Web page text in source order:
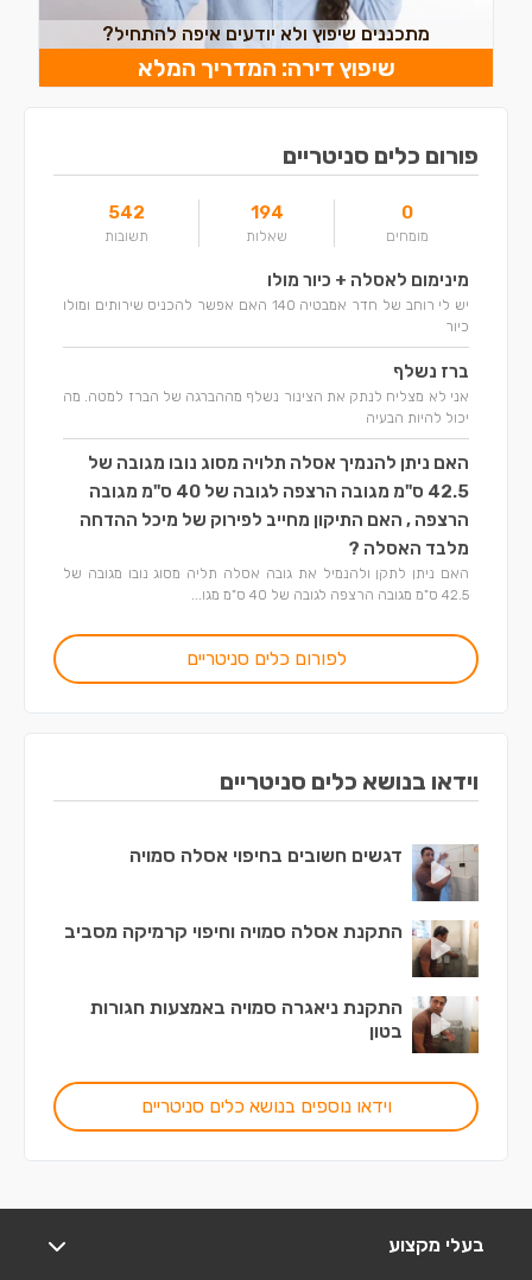
מתכננים שיפוץ ולא יודעים איפה להתחיל?
שיפוץ דירה: המדריך המלא
פורום כלים סניטריים
0
מומחים
194
שאלות
542
תשובות
מינימום לאסלה + כיור מולו
יש לי רוחב של חדר אמבטיה 140 האם אפשר להכניס שירותים ומולו
כיור
ברז נשלף
אני לא מצליח לנתק את הצינור נשלף מההברגה של הברז למטה. מה
יכול להיות הבעיה
האם ניתן להנמיך אסלה תלויה מסוג נובו מגובה של
42.5 ס"מ מגובה הרצפה לגובה של 40 ס"מ מגובה
הרצפה , האם התיקון מחייב לפירוק של מיכל ההדחה
מלבד האסלה ?
האם ניתן לתקן ולהנמיל את גובה אסלה תליה מסוג נובו מגובה של
42.5 ס"מ מגובה הרצפה לגובה של 40 ס"מ מגו...
לפורום כלים סניטריים
וידאו בנושא כלים סניטריים
דגשים חשובים בחיפוי אסלה סמויה
התקנת אסלה סמויה וחיפוי קרמיקה מסביב
התקנת ניאגרה סמויה באמצעות חגורות
בטון
וידאו נוספים בנושא כלים סניטריים
בעלי מקצוע